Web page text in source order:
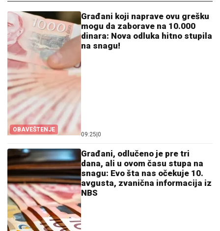
OBAVEŠTENJE
Građani koji naprave ovu grešku
mogu da zaborave na 10.000
dinara: Nova odluka hitno stupila
na snagu!
09:25 0
Građani, odlučeno je pre tri
dana, ali u ovom času stupa na
snagu: Evo šta nas očekuje 10.
avgusta, zvanična informacija iz
NBS